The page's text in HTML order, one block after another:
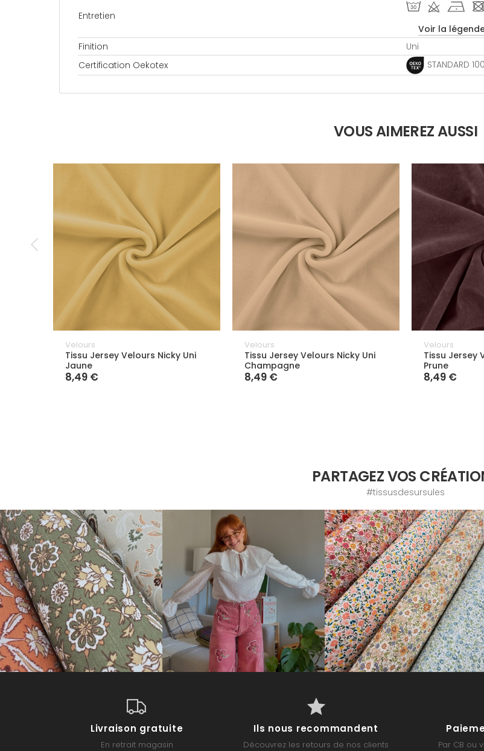
Entretien
T d h
Voir la
Finition
Uni
Certification Oekotex
STANDARD
VOUS AIMEREZ AUSSI
Velours
Tissu Jersey Velours Nicky Uni
Jaune
8,49 €
Velours
Tissu Jersey Velours Nicky Uni
Champagne
8,49 €
Velours
Tissu Jersey
Prune
8,49 €
PARTAGEZ VOS
#tissusdesursules
Livraison gratuite
En retrait magasin
Ils nous recommandent
Découvrez les retours de nos clients Par CB ou